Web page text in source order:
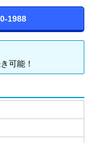
1988
可能！